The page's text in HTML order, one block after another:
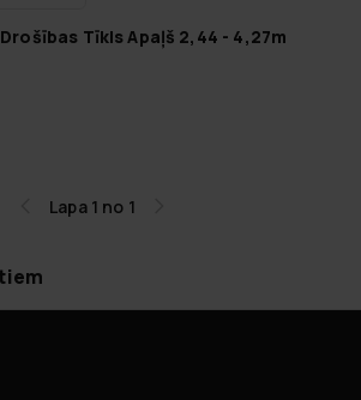
Tīkls Apaļš 2,44 - 4,27m
Lapa 1 no 1